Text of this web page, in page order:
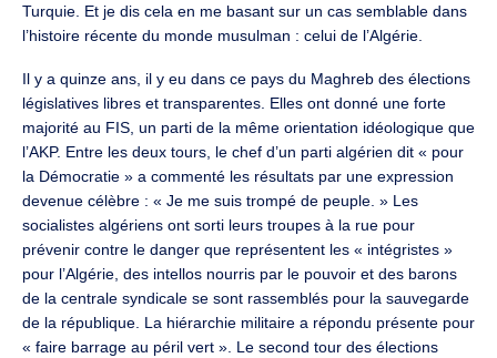
Turquie. Et je dis cela en me basant sur un cas semblable dans
l’histoire récente du monde musulman : celui de l’Algérie.
Il y a quinze ans, il y eu dans ce pays du Maghreb des élections
législatives libres et transparentes. Elles ont donné une forte
majorité au FIS, un parti de la même orientation idéologique que
l’AKP. Entre les deux tours, le chef d’un parti algérien dit « pour
la Démocratie » a commenté les résultats par une expression
devenue célèbre : « Je me suis trompé de peuple. » Les
socialistes algériens ont sorti leurs troupes à la rue pour
prévenir contre le danger que représentent les « intégristes »
pour l’Algérie, des intellos nourris par le pouvoir et des barons
de la centrale syndicale se sont rassemblés pour la sauvegarde
de la république. La hiérarchie militaire a répondu présente pour
« faire barrage au péril vert ». Le second tour des élections